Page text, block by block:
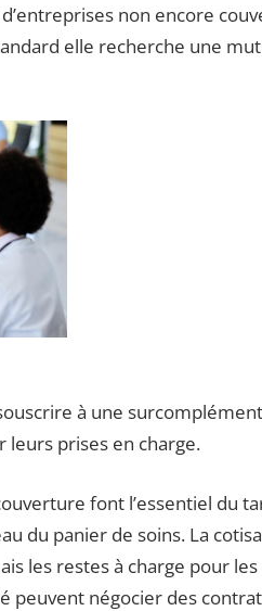
d’entreprises non encore
elle recherche une
à une
prises en charge.
font l’essentiel du
du panier de soins. La
les restes à charge pour
peuvent négocier des